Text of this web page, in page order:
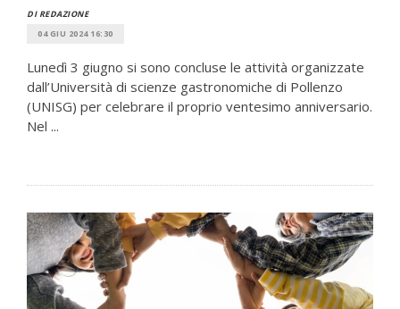
DI REDAZIONE
04 GIU 2024 16:30
Lunedì 3 giugno si sono concluse le attività organizzate
dall’Università di scienze gastronomiche di Pollenzo
(UNISG) per celebrare il proprio ventesimo anniversario.
Nel ...